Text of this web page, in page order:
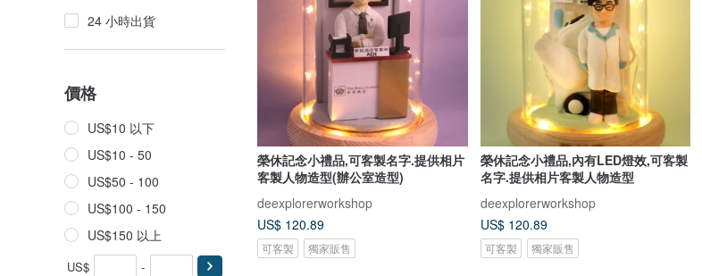
24 小時出貨
價格
US$10 以下
US$10 - 50
US$50 - 100
US$100 - 150
US$150 以上
US$ -
榮休記念小禮品,可客製名字.提供相片
客製人物造型(辦公室造型)
deexplorerworkshop
US$ 120.89
可客製 獨家販售
榮休記念小禮品,內有LED燈效,可客製
名字.提供相片客製人物造型
deexplorerworkshop
US$ 120.89
可客製 獨家販售